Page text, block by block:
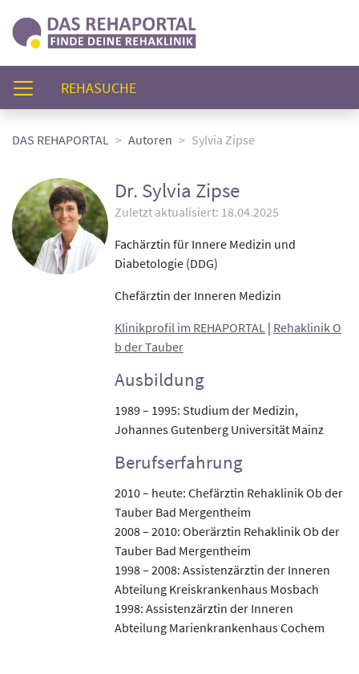
REHASUCHE(AKTUELL)
DAS REHAPORTAL Autoren Sylvia Zipse
Dr. Sylvia Zipse
Zuletzt aktualisiert: 18.04.2025
Fachärztin für Innere Medizin und
Diabetologie (DDG)
Chefärztin der Inneren Medizin
Klinikprofil im REHAPORTAL | Rehaklinik O
b der Tauber
Ausbildung
1989 – 1995: Studium der Medizin,
Johannes Gutenberg Universität Mainz
Berufserfahrung
2010 – heute: Chefärztin Rehaklinik Ob der
Tauber Bad Mergentheim
2008 – 2010: Oberärztin Rehaklinik Ob der
Tauber Bad Mergentheim
1998 – 2008: Assistenzärztin der Inneren
Abteilung Kreiskrankenhaus Mosbach
1998: Assistenzärztin der Inneren
Abteilung Marienkrankenhaus Cochem